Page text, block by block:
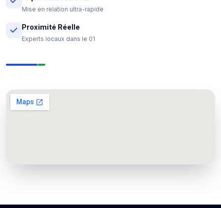
Mise en relation ultra-rapide
Proximité Réelle
Experts locaux dans le 01